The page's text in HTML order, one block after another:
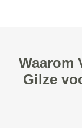
Waarom
Gilze